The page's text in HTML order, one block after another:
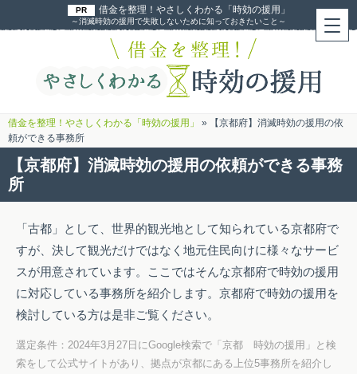
借金を整理！やさしくわかる「時効の援用」
～消滅時効の援用で失敗しないために知っておきたいこと～
借金を整理！やさしくわかる「時効の援用」 »
【京都府】消滅時効の援用の依
頼ができる事務所
【京都府】消滅時効の援用の依頼ができる事務
所
「古都」として、世界的観光地として知られている京都府で
すが、決して観光だけではなく地元住民向けに様々なサービ
スが用意されています。ここではそんな京都府で時効の援用
に対応している事務所を紹介します。京都府で時効の援用を
検討している方は是非ご覧ください。
選定条件：2024年3月27日にGoogle検索で「京都 時効の援用」と検
索をして公式サイトがあり、拠点が京都にある上位5事務所を紹介し